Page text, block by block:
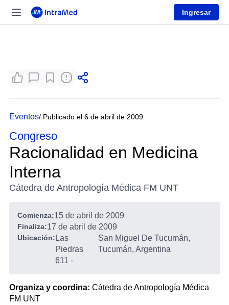
Ingresar
Eventos/ Publicado el 6 de abril de 2009
Congreso
Racionalidad en Medicina
Interna
Cátedra de Antropología Médica FM UNT
Comienza:15 de abril de 2009
Finaliza:17 de abril de 2009
Ubicación: Las
Piedras
611 -
San Miguel De Tucumán,
Tucumán, Argentina
Organiza y coordina: Cátedra de Antropología Médica
FM UNT